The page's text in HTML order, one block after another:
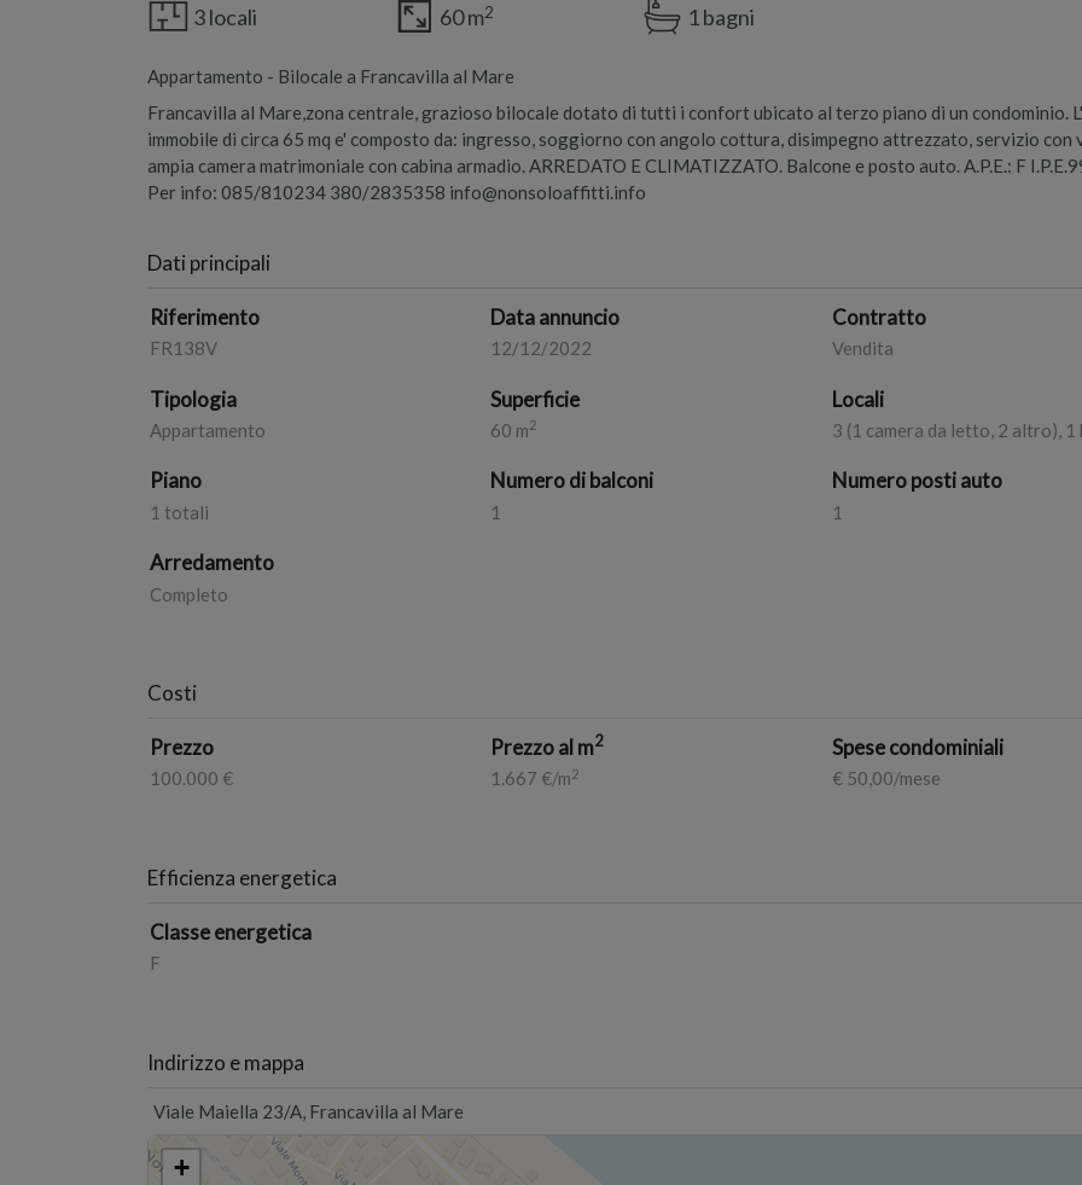
3 locali 60 m2 1 bagni
Appartamento - Bilocale a Francavilla al Mare
Francavilla al Mare,zona centrale, grazioso bilocale dotato di tutti i confort ubicato al terzo piano di un condominio. L'
immobile di circa 65 mq e' composto da: ingresso, soggiorno con angolo cottura, disimpegno attrezzato, servizio con
ampia camera matrimoniale con cabina armadio. ARREDATO E CLIMATIZZATO. Balcone e posto auto. A.P.E.: F
Per info: 085/810234 380/2835358 info@nonsoloaffitti.info
Dati principali
Riferimento
FR138V
Data annuncio
12/12/2022
Contratto
Vendita
Tipologia
Appartamento
Superficie
60 m2
Locali
3 (1 camera da letto, 2 altro), 1
Piano
1 totali
Numero di balconi
1
Numero posti auto
1
Arredamento
Completo
Costi
Prezzo
100.000 €
Prezzo al m2
1.667 €/m2
Spese condominiali
€ 50,00/mese
Efficienza energetica
Classe energetica
F
Indirizzo e mappa
Viale Maiella 23/A, Francavilla al Mare
+